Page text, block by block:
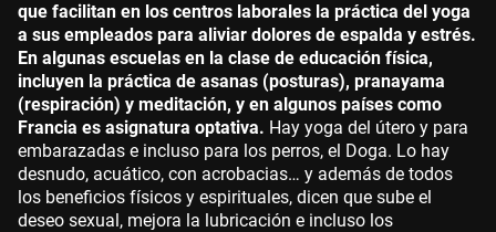
que facilitan en los centros laborales la práctica del yoga
a sus empleados para aliviar dolores de espalda y estrés.
En algunas escuelas en la clase de educación física,
incluyen la práctica de asanas (posturas), pranayama
(respiración) y meditación, y en algunos países como
Francia es asignatura optativa. Hay yoga del útero y para
embarazadas e incluso para los perros, el Doga. Lo hay
desnudo, acuático, con acrobacias… y además de todos
los beneficios físicos y espirituales, dicen que sube el
deseo sexual, mejora la lubricación e incluso los